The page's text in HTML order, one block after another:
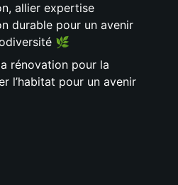
allier expertise
durable pour un avenir
🌿
rénovation pour la
l’habitat pour un avenir